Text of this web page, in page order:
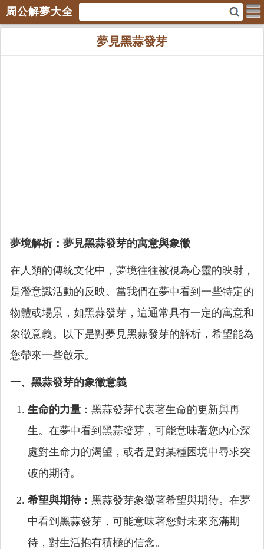
周公解夢大全
夢見黑蒜發芽
夢境解析：夢見黑蒜發芽的寓意與象徵
在人類的傳統文化中，夢境往往被視為心靈的映射，
是潛意識活動的反映。當我們在夢中看到一些特定的
物體或場景，如黑蒜發芽，這通常具有一定的寓意和
象徵意義。以下是對夢見黑蒜發芽的解析，希望能為
您帶來一些啟示。
一、黑蒜發芽的象徵意義
生命的力量 ：黑蒜發芽代表著生命的更新與再
生。在夢中看到黑蒜發芽，可能意味著您內心深
處對生命力的渴望，或者是對某種困境中尋求突
破的期待。
希望與期待：黑蒜發芽象徵著希望與期待。在夢
中看到黑蒜發芽，可能意味著您對未來充滿期
待，對生活抱有積極的信念。